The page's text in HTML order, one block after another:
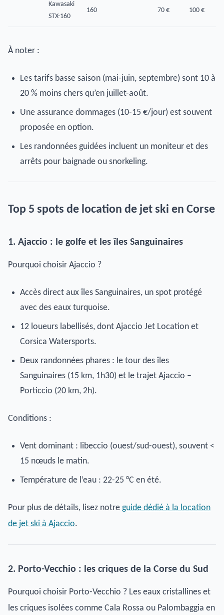
Kawasaki
STX-160
160 70 € 100 €
À noter :
Les tarifs basse saison (mai-juin, septembre) sont 10 à
20 % moins chers qu’en juillet-août.
Une assurance dommages (10-15 €/jour) est souvent
proposée en option.
Les randonnées guidées incluent un moniteur et des
arrêts pour baignade ou snorkeling.
Top 5 spots de location de jet ski en Corse
1. Ajaccio : le golfe et les îles Sanguinaires
Pourquoi choisir Ajaccio ?
Accès direct aux îles Sanguinaires, un spot protégé
avec des eaux turquoise.
12 loueurs labellisés, dont Ajaccio Jet Location et
Corsica Watersports.
Deux randonnées phares : le tour des îles
Sanguinaires (15 km, 1h30) et le trajet Ajaccio –
Porticcio (20 km, 2h).
Conditions :
Vent dominant : libeccio (ouest/sud-ouest), souvent <
15 nœuds le matin.
Température de l’eau : 22-25 °C en été.
Pour plus de détails, lisez notre guide dédié à la location
de jet ski à Ajaccio.
2. Porto-Vecchio : les criques de la Corse du Sud
Pourquoi choisir Porto-Vecchio ? Les eaux cristallines et
les criques isolées comme Cala Rossa ou Palombaggia en